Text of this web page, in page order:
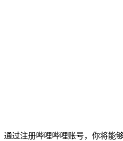
通过注册哔哩哔哩账号，你将能